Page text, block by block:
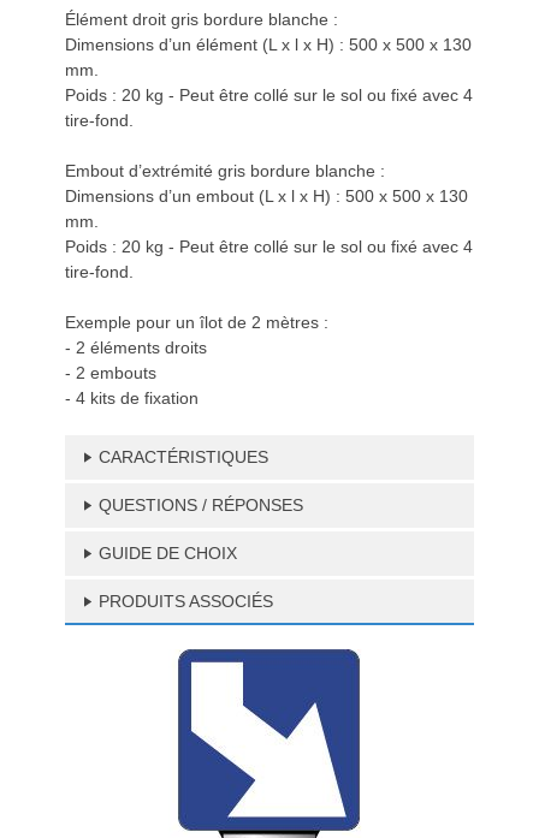
Élément droit gris bordure blanche :
Dimensions d’un élément (L x l x H) : 500 x 500 x 130
mm.
Poids : 20 kg - Peut être collé sur le sol ou fixé avec 4
tire-fond.
Embout d’extrémité gris bordure blanche :
Dimensions d’un embout (L x l x H) : 500 x 500 x 130
mm.
Poids : 20 kg - Peut être collé sur le sol ou fixé avec 4
tire-fond.
Exemple pour un îlot de 2 mètres :
- 2 éléments droits
- 2 embouts
- 4 kits de fixation
CARACTÉRISTIQUES
QUESTIONS / RÉPONSES
GUIDE DE CHOIX
PRODUITS ASSOCIÉS